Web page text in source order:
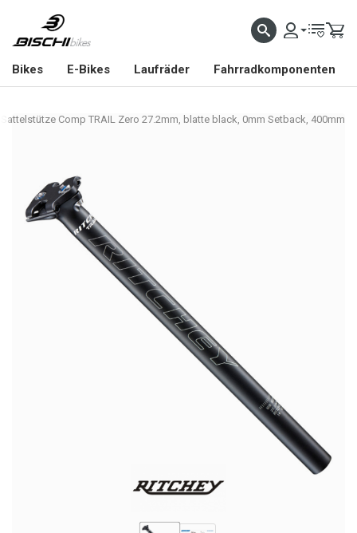
Bikes E-Bikes Laufräder Fahrradkomponenten
Comp TRAIL Zero 27.2mm, blatte black, 0mm Setback, 400mm